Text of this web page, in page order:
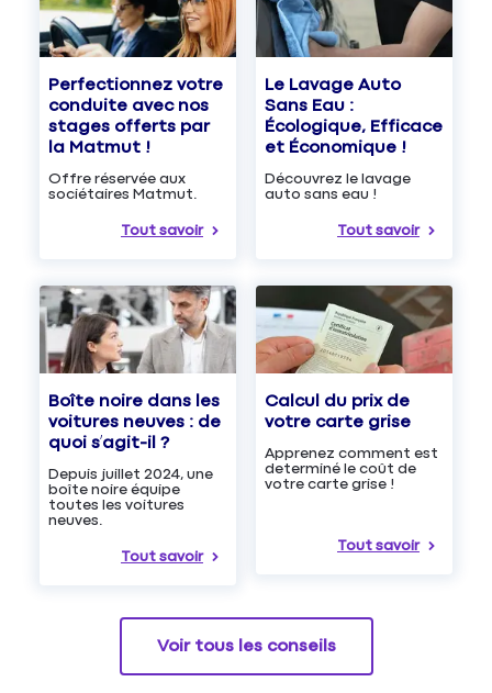
Perfectionnez votre
conduite avec nos
stages offerts par
la Matmut !
Offre réservée aux
sociétaires Matmut.
Tout savoir
Le Lavage Auto
Sans Eau :
Écologique, Efficace
et Économique !
Découvrez le lavage
auto sans eau !
Tout savoir
Boîte noire dans les
voitures neuves : de
quoi s’agit-il ?
Depuis juillet 2024, une
boîte noire équipe
toutes les voitures
neuves.
Tout savoir
Calcul du prix de
votre carte grise
Apprenez comment est
determiné le coût de
votre carte grise !
Tout savoir
Voir tous les conseils